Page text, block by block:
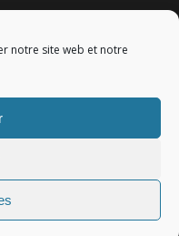
notre site web et notre
reserved - Tous droits